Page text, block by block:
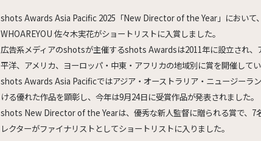
shots Awards Asia Pacific 2025「New Director of the Year」において
WHOAREYOU 佐々木実花がショートリストに入賞しました。
広告系メディアのshotsが主催するshots Awardsは2011年に設立され、
平洋、アメリカ、ヨーロッパ・中東・アフリカの地域別に賞を開催してい
shots Awards Asia Pacificではアジア・オーストラリア・ニュージーラ
ける優れた作品を顕彰し、今年は9月24日に受賞作品が発表されました。
shots New Director of the Yearは、優秀な新人監督に贈られる賞で、7
レクターがファイナリストとしてショートリストに入りました。